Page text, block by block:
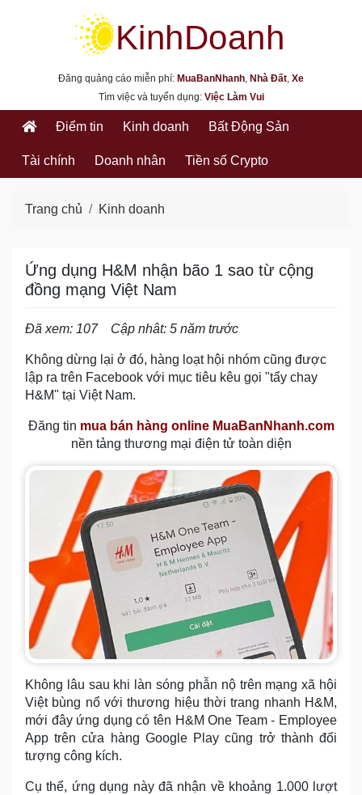
kinhdoanh.muabannhanh.com
Đăng quảng cáo miễn phí: MuaBanNhanh, Nhà Đất, Xe
Tìm việc và tuyển dụng: Việc Làm Vui
Điểm tin Kinh doanh Bất Động Sản
Tài chính Doanh nhân Tiền số Crypto
Trang chủ Kinh doanh
Ứng dụng H&M nhận bão 1 sao từ cộng
đồng mạng Việt Nam
Đã xem: 107 Cập nhât: 5 năm trước
Không dừng lại ở đó, hàng loạt hội nhóm cũng được
lập ra trên Facebook với mục tiêu kêu gọi "tẩy chay
H&M" tại Việt Nam.
Đăng tin mua bán hàng online MuaBanNhanh.com
nền tảng thương mại điện tử toàn diện
Không lâu sau khi làn sóng phẫn nộ trên mạng xã hội
Việt bùng nổ với thương hiệu thời trang nhanh H&M,
mới đây ứng dụng có tên H&M One Team - Employee
App trên cửa hàng Google Play cũng trở thành đối
tượng công kích.
Cụ thể, ứng dụng này đã nhận về khoảng 1.000 lượt